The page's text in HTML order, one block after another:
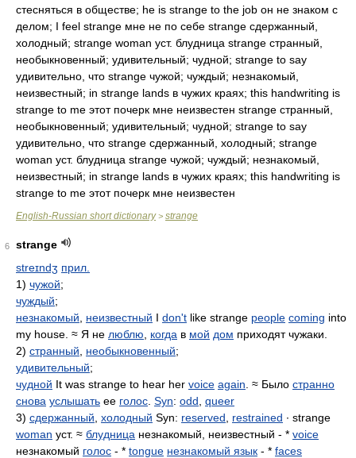
стесняться в обществе; he is strange to the job он не знаком с
делом; I feel strange мне не по себе strange сдержанный,
холодный; strange woman уст. блудница strange странный,
необыкновенный; удивительный; чудной; strange to say
удивительно, что strange чужой; чуждый; незнакомый,
неизвестный; in strange lands в чужих краях; this handwriting is
strange to me этот почерк мне неизвестен strange странный,
необыкновенный; удивительный; чудной; strange to say
удивительно, что strange сдержанный, холодный; strange
woman уст. блудница strange чужой; чуждый; незнакомый,
неизвестный; in strange lands в чужих краях; this handwriting is
strange to me этот почерк мне неизвестен
English-Russian short dictionary> strange
6
strange
streɪndʒ прил.
1) чужой;
чуждый;
незнакомый
неизвестный I don't like strange people coming into
my house. ≈ Я не люблю когда в мой дом приходят чужаки.
2) странный необыкновенный;
удивительный;
чудной It was strange to hear her voice again . ≈ Было странно
снова услышать ее голос Syn: odd queer
3) сдержанный холодный Syn: reserved restrained ∙ strange
woman уст. ≈ блудница незнакомый, неизвестный - * voice
незнакомый голос - * tongue незнакомый язык - * faces